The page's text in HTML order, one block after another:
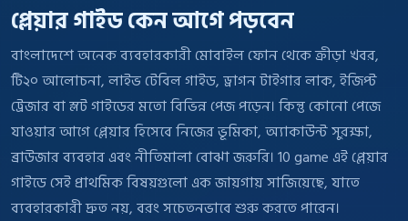
প্লেয়ার গাইড কেন আগে পড়বেন
বাংলাদেশে অনেক ব্যবহারকারী মোবাইল ফোন থেকে ক্রীড়া খবর,
টি২০ আলোচনা, লাইভ টেবিল গাইড, ড্রাগন টাইগার লাক, ইজিপ্ট
ট্রেজার বা স্লট গাইডের মতো বিভিন্ন পেজ পড়েন। কিন্তু কোনো পেজে
যাওয়ার আগে প্লেয়ার হিসেবে নিজের ভূমিকা, অ্যাকাউন্ট সুরক্ষা,
ব্রাউজার ব্যবহার এবং নীতিমালা বোঝা জরুরি। 10 game এই প্লেয়ার
গাইডে সেই প্রাথমিক বিষয়গুলো এক জায়গায় সাজিয়েছে, যাতে
ব্যবহারকারী দ্রুত নয়, বরং সচেতনভাবে শুরু করতে পারেন।